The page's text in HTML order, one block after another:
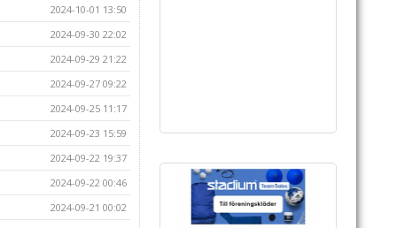
2024-10-01 13:50
2024-09-30 22:02
2024-09-29 21:22
2024-09-27 09:22
2024-09-25 11:17
2024-09-23 15:59
2024-09-22 19:37
2024-09-22 00:46
2024-09-21 00:02